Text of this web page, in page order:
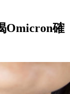
Omicron確